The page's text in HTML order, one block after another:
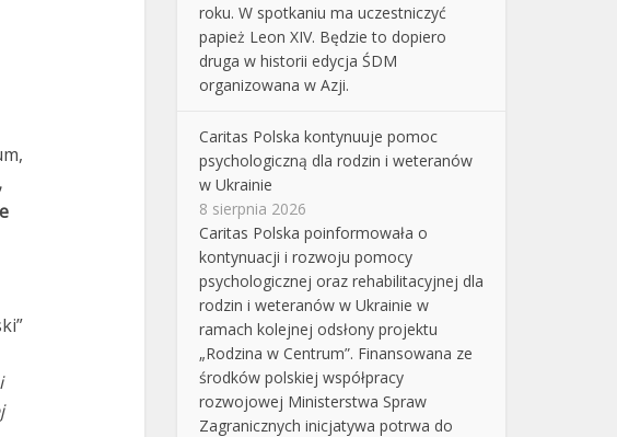
roku. W spotkaniu ma uczestniczyć
papież Leon XIV. Będzie to dopiero
druga w historii edycja ŚDM
organizowana w Azji.
Caritas Polska kontynuuje pomoc
psychologiczną dla rodzin i weteranów
w Ukrainie
8 sierpnia 2026
Caritas Polska poinformowała o
kontynuacji i rozwoju pomocy
psychologicznej oraz rehabilitacyjnej dla
rodzin i weteranów w Ukrainie w
ramach kolejnej odsłony projektu
„Rodzina w Centrum”. Finansowana ze
środków polskiej współpracy
rozwojowej Ministerstwa Spraw
Zagranicznych inicjatywa potrwa do